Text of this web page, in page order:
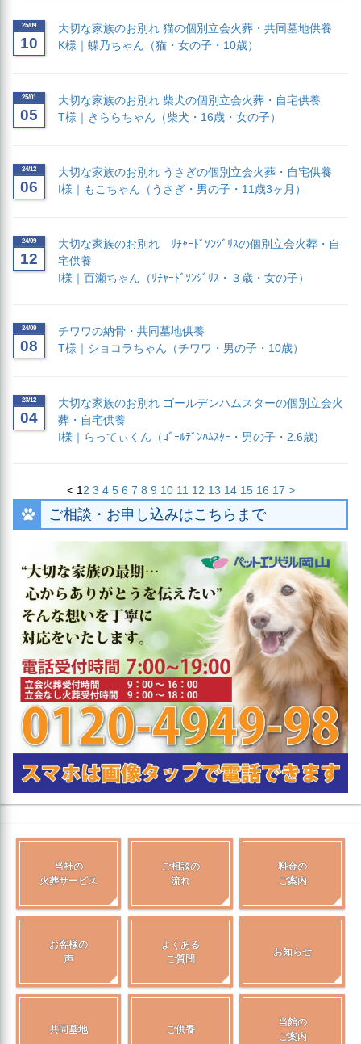
25/09
10
大切な家族のお別れ 猫の個別立会火葬・共同墓地供養
K様｜蝶乃ちゃん（猫・女の子・10歳）
25/01
05
大切な家族のお別れ 柴犬の個別立会火葬・自宅供養
T様｜きららちゃん（柴犬・16歳・女の子）
24/12
06
大切な家族のお別れ うさぎの個別立会火葬・自宅供養
I様｜もこちゃん（うさぎ・男の子・11歳3ヶ月）
24/09
12
大切な家族のお別れ ﾘﾁｬｰﾄﾞｿﾝｼﾞﾘｽの個別立会火葬・自
宅供養
I様｜百瀬ちゃん（ﾘﾁｬｰﾄﾞｿﾝｼﾞﾘｽ・３歳・女の子）
24/09
08
チワワの納骨・共同墓地供養
T様｜ショコラちゃん（チワワ・男の子・10歳）
23/12
04
大切な家族のお別れ ゴールデンハムスターの個別立会火
葬・自宅供養
I様｜らってぃくん（ｺﾞｰﾙﾃﾞﾝﾊﾑｽﾀｰ・男の子・2.6歳)
< 1 2 3 4 5 6 7 8 9 10 11 12 13 14 15 16 17 >
ご相談・お申し込みはこちらまで
当社の
火葬サービス
ご相談の
流れ
料金の
ご案内
お客様の
声
よくある
ご質問
お知らせ
共同墓地 ご供養
当館の
ご案内